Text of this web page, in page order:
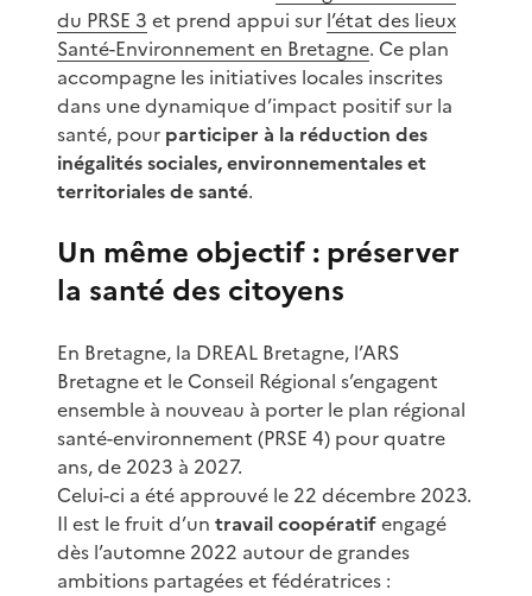
du PRSE 3 et prend appui sur l’état des lieux
Santé-Environnement en Bretagne. Ce plan
accompagne les initiatives locales inscrites
dans une dynamique d’impact positif sur la
santé, pour participer à la réduction des
inégalités sociales, environnementales et
territoriales de santé.
Un même objectif : préserver
la santé des citoyens
En Bretagne, la DREAL Bretagne, l’ARS
Bretagne et le Conseil Régional s’engagent
ensemble à nouveau à porter le plan régional
santé-environnement (PRSE 4) pour quatre
ans, de 2023 à 2027.
Celui-ci a été approuvé le 22 décembre 2023.
Il est le fruit d’un travail coopératifengagé
dès l’automne 2022 autour de grandes
ambitions partagées et fédératrices :